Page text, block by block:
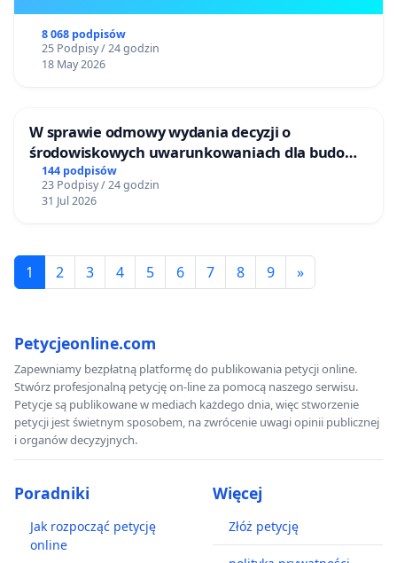
8 068 podpisów
25 Podpisy / 24 godzin
18 May 2026
W sprawie odmowy wydania decyzji o
środowiskowych uwarunkowaniach dla budowy
zakładu wytwarzania biometanu „Krynki” w
Ostrowiu Południowym oraz ochrony
mieszkańców i Puszczy Knyszyńskiej
144 podpisów
23 Podpisy / 24 godzin
31 Jul 2026
1 2 3 4 5 6 7 8 9 »
Petycjeonline.com
Zapewniamy bezpłatną platformę do publikowania petycji online.
Stwórz profesjonalną petycję on-line za pomocą naszego serwisu.
Petycje są publikowane w mediach każdego dnia, więc stworzenie
petycji jest świetnym sposobem, na zwrócenie uwagi opinii publicznej
i organów decyzyjnych.
Poradniki
Jak rozpocząć petycję
online
Więcej
Złóż petycję